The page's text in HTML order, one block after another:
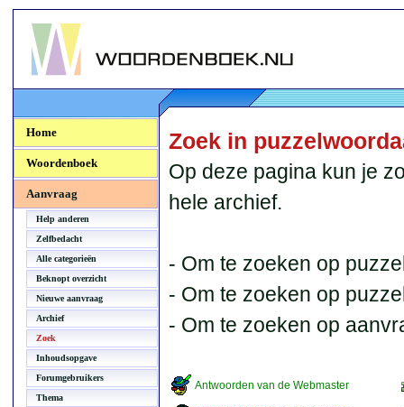
Woordenboek.NU
Home
Woordenboek
Aanvraag
Help anderen
Zelfbedacht
Alle categorieën
Beknopt overzicht
Nieuwe aanvraag
Archief
Zoek
Inhoudsopgave
Forumgebruikers
Thema
Zoek in
Op deze pagina kun je
hele archief.
- Om te zoeken op
- Om te zoeken op
- Om te zoeken op
Antwoorden van de Webmaster